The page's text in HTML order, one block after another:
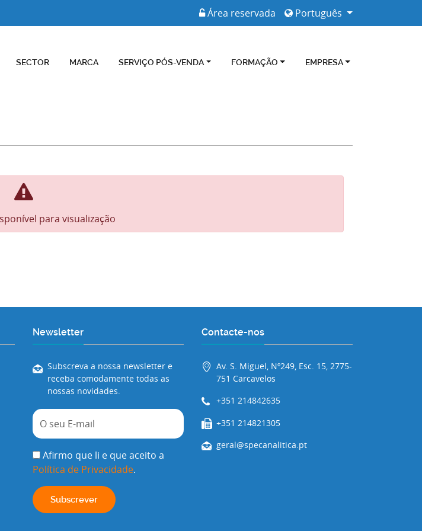
Português
Área reservada
SECTOR MARCA SERVIÇO PÓS-VENDA FORMAÇÃO EMPRESA
para visualização
Newsletter
Subscreva a nossa newsletter e
receba comodamente todas as
nossas novidades.
Afirmo que li e que aceito a
Política de Privacidade.
Contacte-nos
Av. S. Miguel, Nº249, Esc. 15, 2775-
751 Carcavelos
+351 214842635
+351 214821305
geral@specanalitica.pt